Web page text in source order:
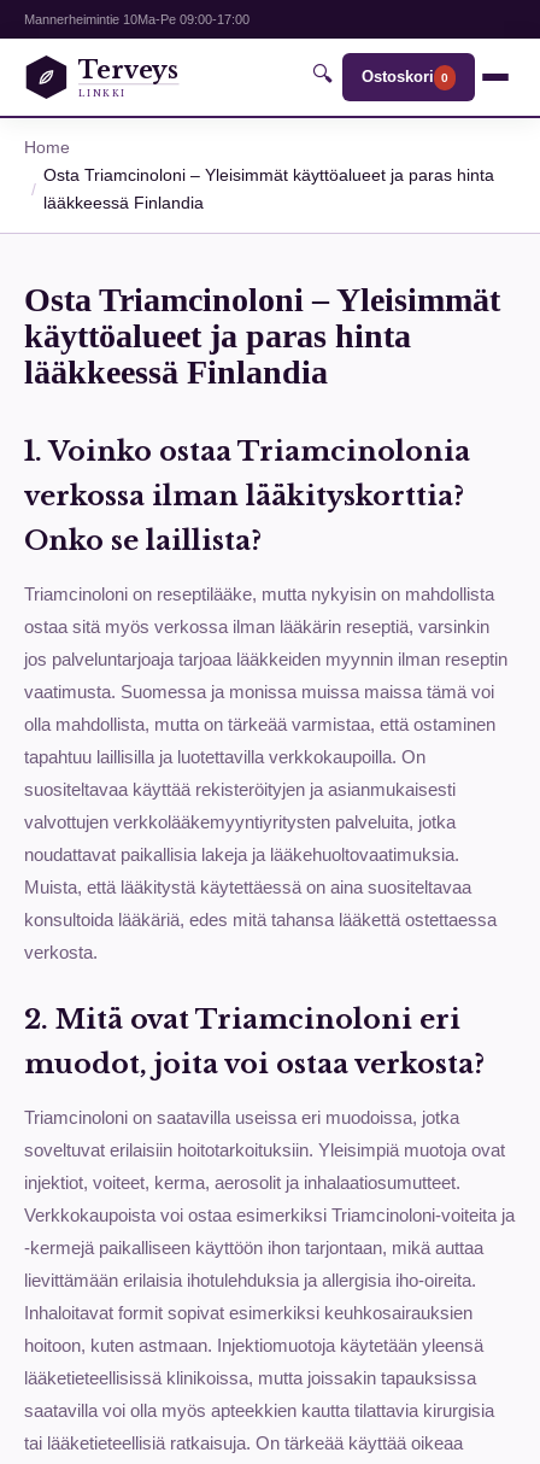
Mannerheimintie 10Ma-Pe 09:00-17:00
Terveys
LINKKI
🔍 Ostoskori 0
Home
Osta Triamcinoloni – Yleisimmät käyttöalueet ja paras hinta
lääkkeessä Finlandia
Osta Triamcinoloni – Yleisimmät
käyttöalueet ja paras hinta
lääkkeessä Finlandia
1. Voinko ostaa Triamcinolonia
verkossa ilman lääkityskorttia?
Onko se laillista?
Triamcinoloni on reseptilääke, mutta nykyisin on mahdollista
ostaa sitä myös verkossa ilman lääkärin reseptiä, varsinkin
jos palveluntarjoaja tarjoaa lääkkeiden myynnin ilman reseptin
vaatimusta. Suomessa ja monissa muissa maissa tämä voi
olla mahdollista, mutta on tärkeää varmistaa, että ostaminen
tapahtuu laillisilla ja luotettavilla verkkokaupoilla. On
suositeltavaa käyttää rekisteröityjen ja asianmukaisesti
valvottujen verkkolääkemyyntiyritysten palveluita, jotka
noudattavat paikallisia lakeja ja lääkehuoltovaatimuksia.
Muista, että lääkitystä käytettäessä on aina suositeltavaa
konsultoida lääkäriä, edes mitä tahansa lääkettä ostettaessa
verkosta.
2. Mitä ovat Triamcinoloni eri
muodot, joita voi ostaa verkosta?
Triamcinoloni on saatavilla useissa eri muodoissa, jotka
soveltuvat erilaisiin hoitotarkoituksiin. Yleisimpiä muotoja ovat
injektiot, voiteet, kerma, aerosolit ja inhalaatiosumutteet.
Verkkokaupoista voi ostaa esimerkiksi Triamcinoloni-voiteita ja
-kermejä paikalliseen käyttöön ihon tarjontaan, mikä auttaa
lievittämään erilaisia ihotulehduksia ja allergisia iho-oireita.
Inhaloitavat formit sopivat esimerkiksi keuhkosairauksien
hoitoon, kuten astmaan. Injektiomuotoja käytetään yleensä
lääketieteellisissä klinikoissa, mutta joissakin tapauksissa
saatavilla voi olla myös apteekkien kautta tilattavia kirurgisia
tai lääketieteellisiä ratkaisuja. On tärkeää käyttää oikeaa